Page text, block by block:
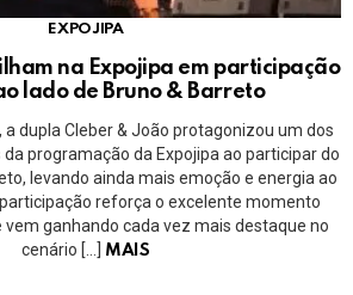
EXPOJIPA
na Expojipa em participação
lado de Bruno & Barreto
a dupla Cleber & João protagonizou um dos
programação da Expojipa ao participar do
levando ainda mais emoção e energia ao
reforça o excelente momento
vem ganhando cada vez mais destaque no
cenário […]
MAIS